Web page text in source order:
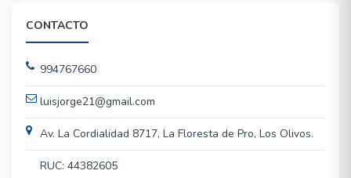
CONTACTO
994767660
luisjorge21@gmail.com
Av. La Cordialidad 8717, La Floresta de Pro, Los Olivos.
RUC: 44382605